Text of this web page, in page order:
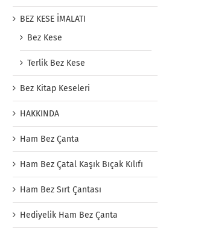
BEZ KESE İMALATI
Bez Kese
Terlik Bez Kese
Bez Kitap Keseleri
HAKKINDA
Ham Bez Çanta
Ham Bez Çatal Kaşık Bıçak Kılıfı
Ham Bez Sırt Çantası
Hediyelik Ham Bez Çanta